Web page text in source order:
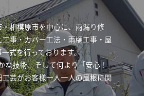
相模原市を中心に、雨漏り修
事・カバー工法・雨樋工事・屋
式を行っております。
な技術、そして何より「安心！
芸がお客様一人一人の屋根に関